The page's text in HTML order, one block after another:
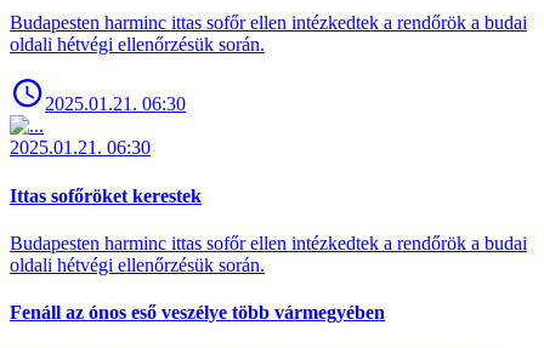
Budapesten harminc ittas sofőr ellen intézkedtek a rendőrök a budai
oldali hétvégi ellenőrzésük során.
2025.01.21. 06:30
2025.01.21. 06:30
Ittas sofőröket kerestek
Budapesten harminc ittas sofőr ellen intézkedtek a rendőrök a budai
oldali hétvégi ellenőrzésük során.
Fenáll az ónos eső veszélye több vármegyében